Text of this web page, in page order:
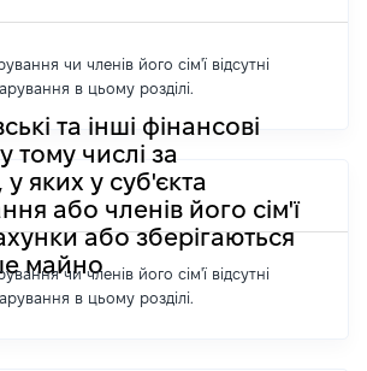
чи членів його сім'ї відсутні
в цьому розділі.
та інші фінансові
тому числі за
яких у суб'єкта
або членів його сім'ї
або зберігаються
майно
чи членів його сім'ї відсутні
в цьому розділі.